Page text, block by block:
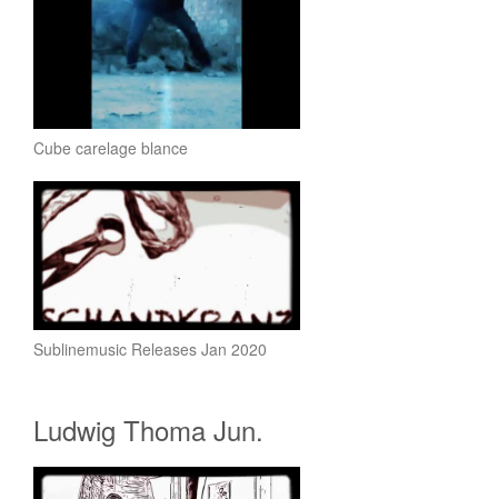
Cube carelage blance
Sublinemusic Releases Jan 2020
Ludwig Thoma Jun.